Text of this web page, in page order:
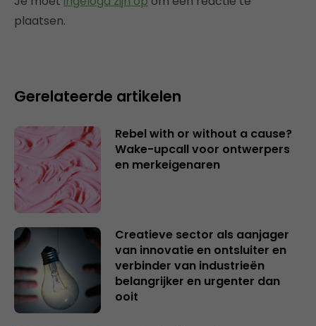
plaatsen.
Gerelateerde artikelen
Rebel with or without a cause?
Wake-upcall voor ontwerpers
en merkeigenaren
Creatieve sector als aanjager
van innovatie en ontsluiter en
verbinder van industrieën
belangrijker en urgenter dan
ooit